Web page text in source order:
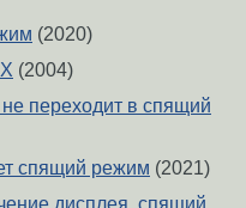
(2020)
(2004)
переходит в спящий
спящий режим (2021)
дисплея, спящий